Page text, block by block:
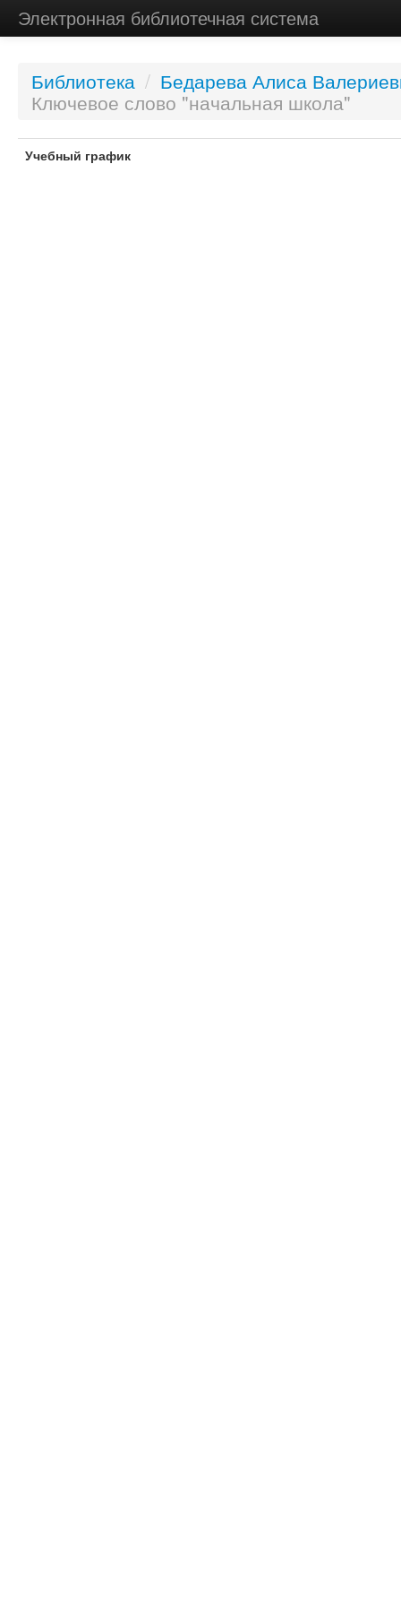
Электронная библиотечная система
Библиотека / Бедарева Алиса
Ключевое слово "начальная школа"
Учебный график